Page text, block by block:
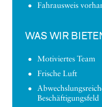
Fahrausweis
WAS WIR
Motiviertes Team
Frische Luft
Beschäftigungsfeld